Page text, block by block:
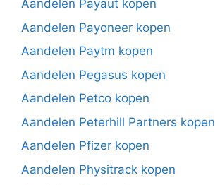
Aandelen Payaut kopen
Aandelen Payoneer kopen
Aandelen Paytm kopen
Aandelen Pegasus kopen
Aandelen Petco kopen
Aandelen Peterhill Partners kopen
Aandelen Pfizer kopen
Aandelen Physitrack kopen